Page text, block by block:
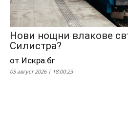
Нови нощни влакове
Силистра?
от Искра.бг
05 август 2026 | 18:00:23